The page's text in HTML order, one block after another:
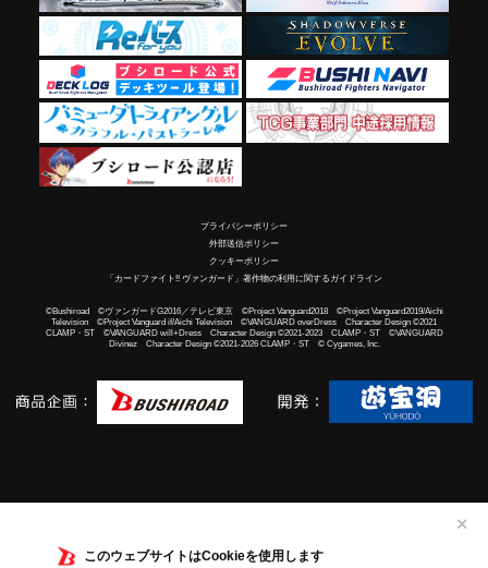
このウェブサイトはCookieを使用します
✕
プライバシーポリシー
外部送信ポリシー
クッキーポリシー
「カードファイト!! ヴァンガード」著作物の利用に関するガイドライン
©Bushiroad ©ヴァンガードG2016／テレビ東京 ©Project Vanguard2018 ©Project Vanguard2019/Aichi
Television ©Project Vanguard if/Aichi Television ©VANGUARD overDress Character Design ©2021
CLAMP・ST ©VANGUARD will+Dress Character Design ©2021-2023 CLAMP・ST ©VANGUARD
Divinez Character Design ©2021-2026 CLAMP・ST © Cygames, Inc.